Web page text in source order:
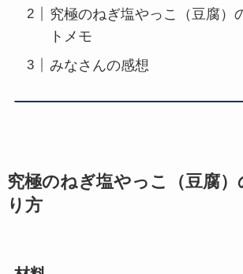
究極のねぎ塩やっこ（豆腐）
トメモ
みなさんの感想
究極のねぎ塩やっこ（豆腐）
り方